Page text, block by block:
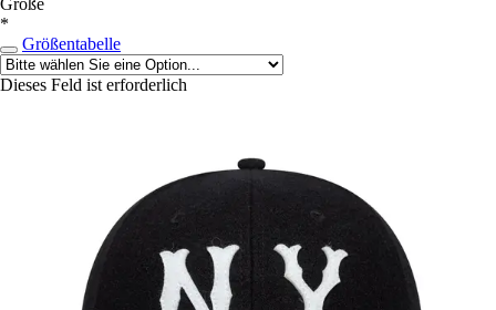
*
Größentabelle
Dieses Feld ist erforderlich